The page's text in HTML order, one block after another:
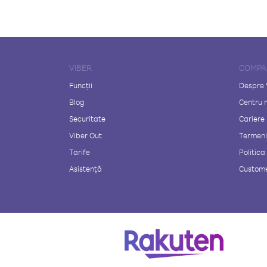
VIBER
Funcții
Blog
Securitate
Viber Out
Tarife
Asistență
Despre
Centru
Cariere